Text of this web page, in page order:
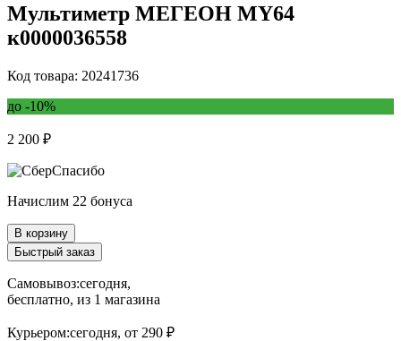
Мультиметр МЕГЕОН MY64
к0000036558
Код товара: 20241736
до -10%
2 200 ₽
Начислим 22 бонуса
В корзину
Быстрый заказ
Самовывоз:сегодня,
бесплатно, из 1 магазина
Курьером:сегодня, от 290 ₽